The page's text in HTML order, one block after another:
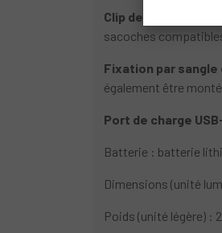
Clip de montage
sacoches
Fixation par
également être
Port de charge
Batterie : batterie
Dimensions (unité
Poids (unité légère) :